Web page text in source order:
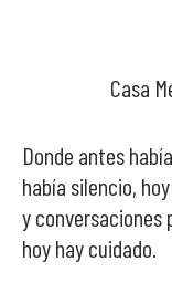
Casa
Donde antes
había silencio,
y conversaciones
hoy hay cuidado.